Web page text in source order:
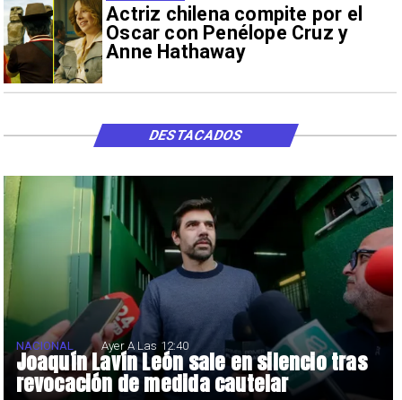
Actriz chilena compite por el
Oscar con Penélope Cruz y
Anne Hathaway
Joaquín Lavín León sale en silencio tras
revocación de medida cautelar
NACIONAL Ayer A Las 12:40
DESTACADOS